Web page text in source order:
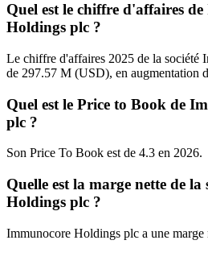
Quel est le chiffre d'affaires
Holdings plc ?
Le chiffre d'affaires 2025 de la société
de 297.57 M (USD), en augmentation
Quel est le Price to Book de
plc ?
Son Price To Book est de 4.3 en 2026.
Quelle est la marge nette de
Holdings plc ?
Immunocore Holdings plc a une marge